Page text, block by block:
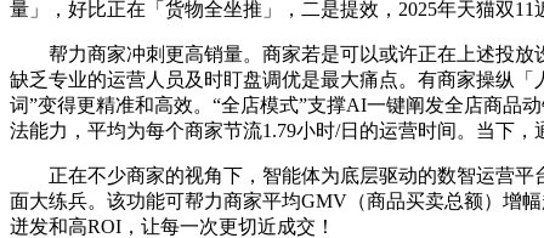
量」，好比正在「货物全坐推」，二是提效，2025年天猫双
帮力商家冲刺更高销量。商家若是可以或许正在上述投放
缺乏专业的运营人员及时盯盘调优是最大痛点。有商家操纵
词”变得更精准和高效。“全店模式”支撑AI一键阐发全店商品
法能力，平均为每个商家节流1.79小时/日的运营时间。当下
正在不少商家的视角下，智能体为底层驱动的数智运营平
面大练兵。该功能可帮力商家平均GMV（商品买卖总额）增
迸发和高ROI，让每一次更切近成交！